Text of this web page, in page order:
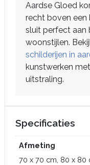
Aardse Gloed
recht boven een
sluit perfect aan
woonstijlen.
schilderijen in
kunstwerken
uitstraling.
Specificaties
Afmeting
70 x 70 cm, 80 x 80